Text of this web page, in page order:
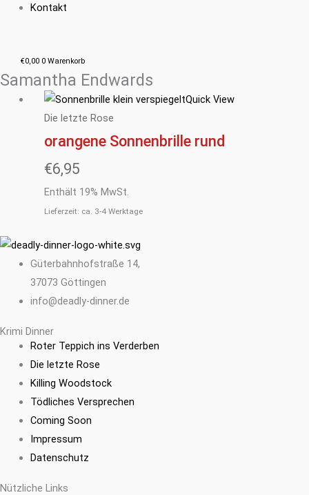
Kontakt
€0,00 0 Warenkorb
Samantha Endwards
Quick View
Die letzte Rose
orangene Sonnenbrille rund
€6,95
Enthält 19% MwSt.
Lieferzeit: ca. 3-4 Werktage
Güterbahnhofstraße 14,
37073 Göttingen
info@deadly-dinner.de
Krimi Dinner
Roter Teppich ins Verderben
Die letzte Rose
Killing Woodstock
Tödliches Versprechen
Coming Soon
Impressum
Datenschutz
Nützliche Links